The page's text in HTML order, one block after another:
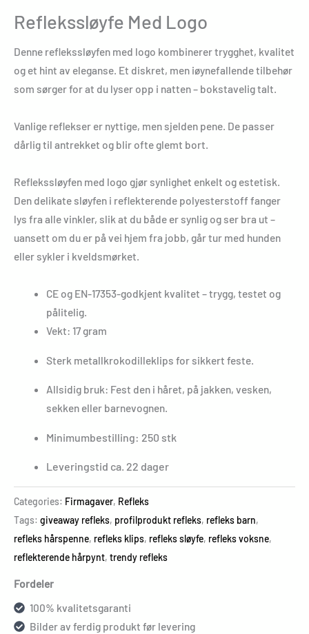
Reflekssløyfe Med Logo
Denne reflekssløyfen med logo kombinerer trygghet, kvalitet
og et hint av eleganse. Et diskret, men iøynefallende tilbehør
som sørger for at du lyser opp i natten – bokstavelig talt.
Vanlige reflekser er nyttige, men sjelden pene. De passer
dårlig til antrekket og blir ofte glemt bort.
Reflekssløyfen med logo gjør synlighet enkelt og estetisk.
Den delikate sløyfen i reflekterende polyesterstoff fanger
lys fra alle vinkler, slik at du både er synlig og ser bra ut –
uansett om du er på vei hjem fra jobb, går tur med hunden
eller sykler i kveldsmørket.
CE og EN-17353-godkjent kvalitet – trygg, testet og
pålitelig.
Vekt: 17 gram
Sterk metallkrokodilleklips for sikkert feste.
Allsidig bruk: Fest den i håret, på jakken, vesken,
sekken eller barnevognen.
Minimumbestilling: 250 stk
Leveringstid ca. 22 dager
Categories: Firmagaver, Refleks
Tags: giveaway refleks, profilprodukt refleks, refleks barn,
refleks hårspenne, refleks klips, refleks sløyfe, refleks voksne,
reflekterende hårpynt, trendy refleks
Fordeler
100% kvalitetsgaranti
Bilder av ferdig produkt før levering